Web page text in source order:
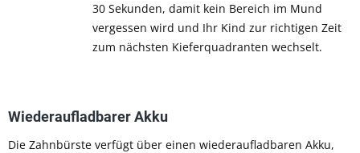
30 Sekunden, damit kein Bereich im Mund
vergessen wird und Ihr Kind zur richtigen Zeit
zum nächsten Kieferquadranten wechselt.
Wiederaufladbarer Akku
Die Zahnbürste verfügt über einen wiederaufladbaren Akku,